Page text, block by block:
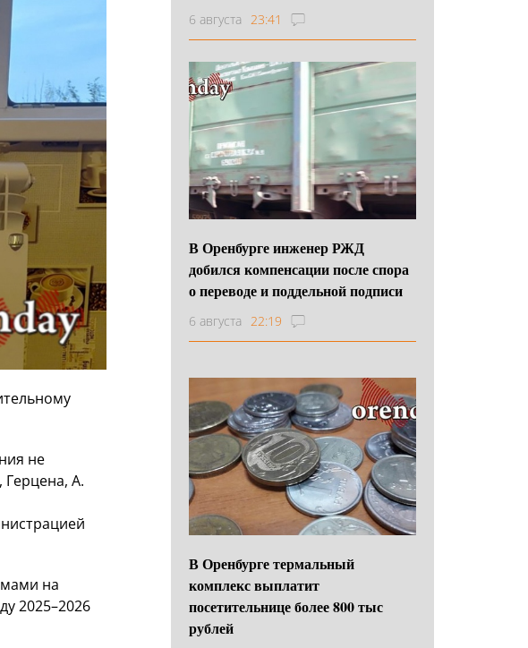
не
Герцена, А.
на
2025–2026
6 августа 23:41
В Оренбурге инженер РЖД
добился компенсации после спора
о переводе и поддельной подписи
6 августа 22:19
В Оренбурге термальный
комплекс выплатит
посетительнице более 800 тыс
рублей